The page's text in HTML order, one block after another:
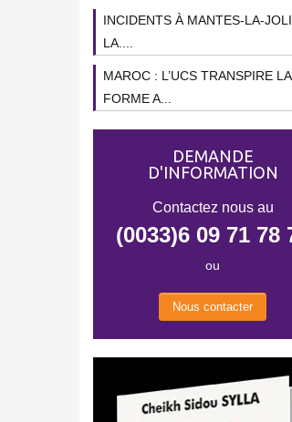
INCIDENTS À MANTES-LA-
LA....
MAROC : L’UCS TRANSPIRE LA
FORME A...
DEMANDE
D'INFORMATION
Contactez nous au
(0033)6 09 71 78
ou
Nous contacter